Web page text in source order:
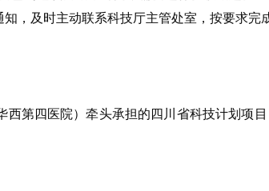
，及时主动联系科技厅主管处室，按要求完
第四医院）牵头承担的四川省科技计划项